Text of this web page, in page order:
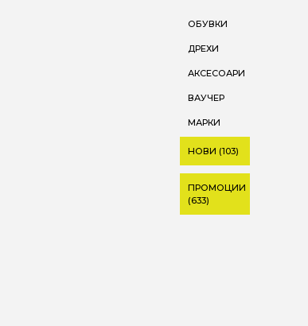
ОБУВКИ
ДРЕХИ
АКСЕСОАРИ
ВАУЧЕР
МАРКИ
НОВИ (103)
ПРОМОЦИИ
(633)